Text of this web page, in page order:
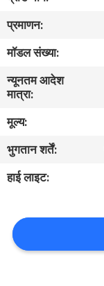
बारे
फैक्टरी
गुणवत्ता
नियंत्रण
हमसे
संपर्क
प्रमाणन:
मॉडल संख्या:
न्यूनतम आदेश
मात्रा:
मूल्य:
भुगतान शर्तें:
हाई लाइट: